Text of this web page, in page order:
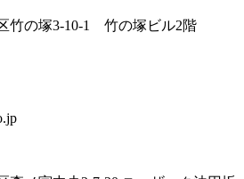
竹の塚3-10-1 竹の塚ビル2階